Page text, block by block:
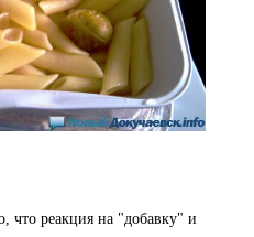
что реакция на "добавку" и